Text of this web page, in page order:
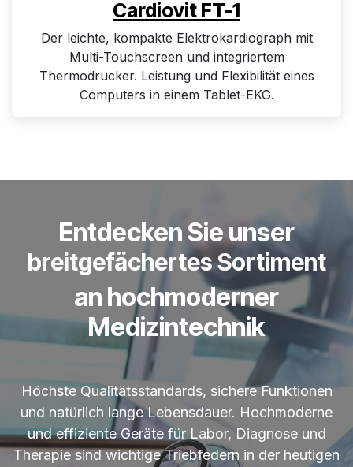
Cardiovit FT-1
Der leichte, kompakte Elektrokardiograph mit
Multi-Touchscreen und integriertem
Thermodrucker. Leistung und Flexibilität eines
Computers in einem Tablet-EKG.
Entdecken Sie unser
breitgefächertes Sortiment
an hochmoderner
Medizintechnik
Höchste Qualitätsstandards, sichere Funktionen
und natürlich lange Lebensdauer. Hochmoderne
und effiziente Geräte für Labor, Diagnose und
Therapie sind wichtige Triebfedern in der heutigen